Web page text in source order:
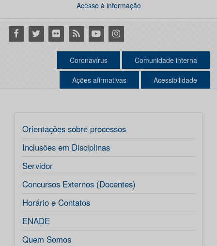
Acesso à informação
Facebook
Twitter Flickr RSS YoutubeInstagram
Coronavírus Comunidade interna
Ações afirmativas Acessibilidade
Orientações sobre processos
Inclusões em Disciplinas
Servidor
Concursos Externos (Docentes)
Horário e Contatos
ENADE
Quem Somos